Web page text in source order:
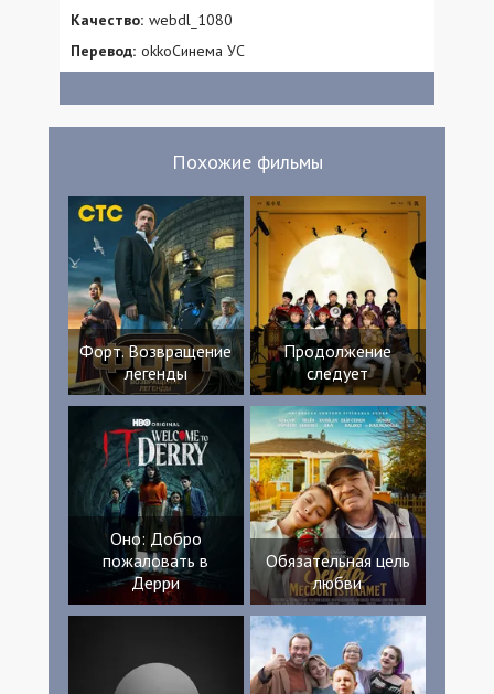
Качество: webdl_1080
Перевод: okkoСинема УС
Похожие фильмы
Форт. Возвращение
легенды
Продолжение
следует
Оно: Добро
пожаловать в
Дерри
Обязательная цель
любви